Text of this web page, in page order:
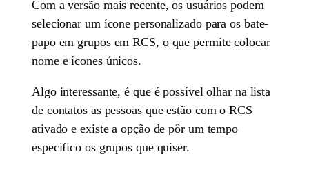
Com a versão mais recente, os usuários podem
selecionar um ícone personalizado para os bate-
papo em grupos em RCS, o que permite colocar
nome e ícones únicos.
Algo interessante, é que é possível olhar na lista
de contatos as pessoas que estão com o RCS
ativado e existe a opção de pôr um tempo
especifico os grupos que quiser.